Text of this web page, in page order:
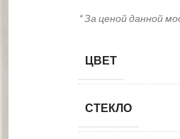
* За ценой данной
ЦВЕТ
СТЕКЛО